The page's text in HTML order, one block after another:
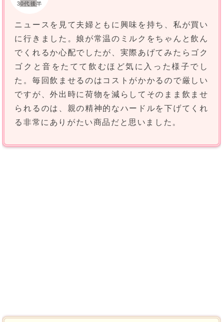
30代後半
ニュースを見て夫婦ともに興味を持ち、私が買い
に行きました。娘が常温のミルクをちゃんと飲ん
でくれるか心配でしたが、実際あげてみたらゴク
ゴクと音をたてて飲むほど気に入った様子でし
た。毎回飲ませるのはコストがかかるので厳しい
ですが、外出時に荷物を減らしてそのまま飲ませ
られるのは、親の精神的なハードルを下げてくれ
る非常にありがたい商品だと思いました。